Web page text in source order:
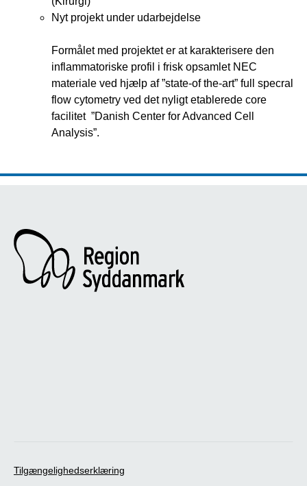
Nyt projekt under udarbejdelse
Formålet med projektet er at karakterisere den
inflammatoriske profil i frisk opsamlet NEC
materiale ved hjælp af ”state-of the-art” full specral
flow cytometry ved det nyligt etablerede core
facilitet ”Danish Center for Advanced Cell
Analysis”.
Tilgængelighedserklæring